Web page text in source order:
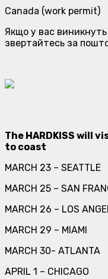
Canada (work permit)
Якщо у вас
звертайтесь за
The HARDKISS will
to coast
MARCH 23 – SEATTLE
MARCH 25 – SAN
MARCH 26 – LOS
MARCH 29 – MIAMI
MARCH 30- ATLANTA
APRIL 1 – CHICAGO